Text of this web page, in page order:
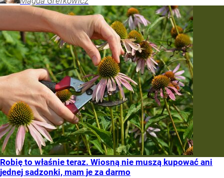
Robię to właśnie teraz. Wiosną nie muszą kupować ani
jednej sadzonki, mam je za darmo